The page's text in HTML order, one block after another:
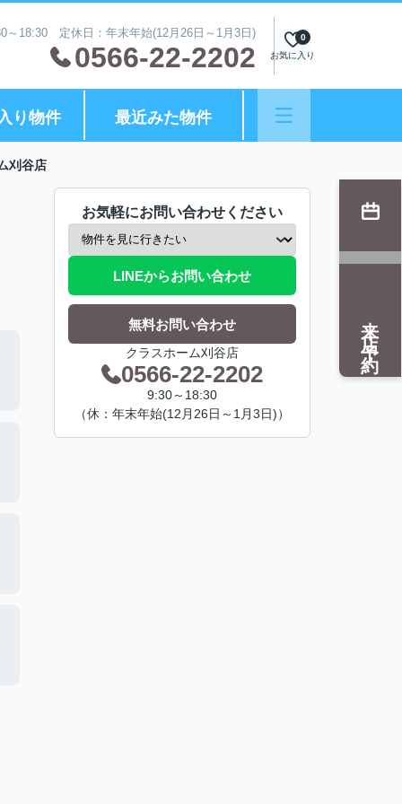
～18:30 定休日：年末年始(12月26日～1月3日)
0566-22-2202 お気に入り
0
り物件 最近みた物件
刈谷店
お気軽にお問い合わせください
LINEからお問い合わせ
無料お問い合わせ
クラスホーム刈谷店
0566-22-2202
9:30～18:30
（休：年末年始(12月26日～1月3日)）
来店予約